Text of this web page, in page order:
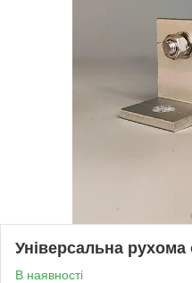
Універсальна рухома
В наявності